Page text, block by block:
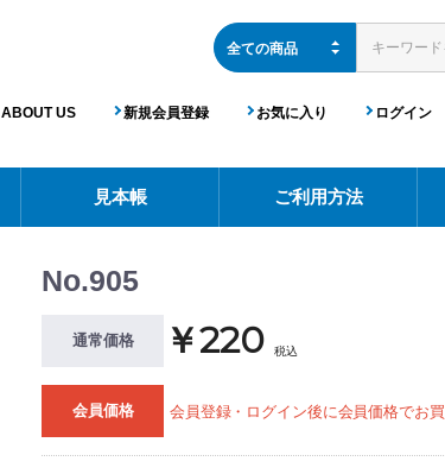
ABOUT US 新規会員登録 お気に入り ログイン
見本帳 ご利用方法
No.905
通常価格 ￥220 税込
会員価格 会員登録・ログイン後に会員価格でお買